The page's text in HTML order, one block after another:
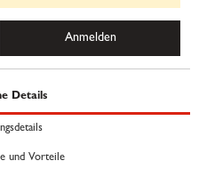
Anmelden
Details
und Vorteile